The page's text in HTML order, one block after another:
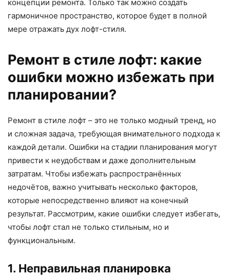
концепции ремонта. Только так можно создать
гармоничное пространство, которое будет в полной
мере отражать дух лофт-стиля.
Ремонт в стиле лофт: какие
ошибки можно избежать при
планировании?
Ремонт в стиле лофт – это не только модный тренд, но
и сложная задача, требующая внимательного подхода к
каждой детали. Ошибки на стадии планирования могут
привести к неудобствам и даже дополнительным
затратам. Чтобы избежать распространённых
недочётов, важно учитывать несколько факторов,
которые непосредственно влияют на конечный
результат. Рассмотрим, какие ошибки следует избегать,
чтобы лофт стал не только стильным, но и
функциональным.
1. Неправильная планировка